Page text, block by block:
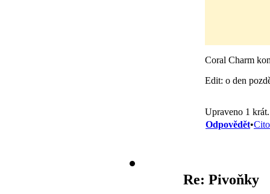
Coral Charm
Edit: o den
Upraveno 1
Odpovědět•
Re: Pivoňky